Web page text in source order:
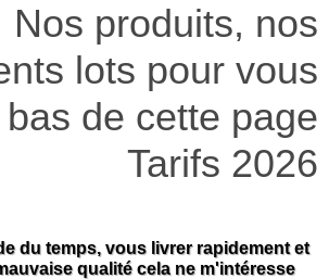
Nos produits, nos
lots pour vous
de cette page
Tarifs 2026
du temps, vous livrer rapidement et
qualité cela ne m'intéresse